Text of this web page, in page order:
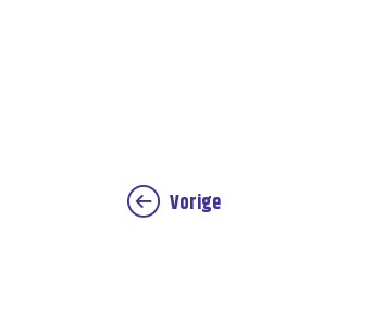
Vorige